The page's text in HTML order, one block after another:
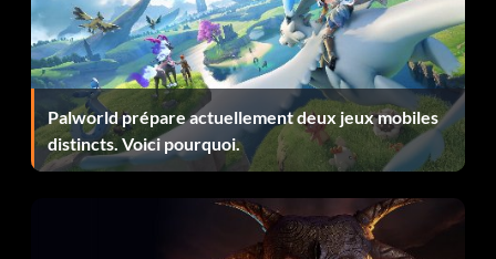
Palworld prépare actuellement deux jeux mobiles
distincts. Voici pourquoi.